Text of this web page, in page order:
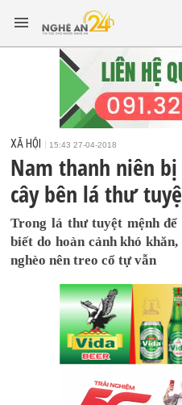
XÃ HỘI 15:43 27-04-2018
Nam thanh niên
cây bên lá thư
Trong lá thư tuyệt mệnh
biết do hoàn cảnh khó
nghèo nên treo cổ tự vẫn